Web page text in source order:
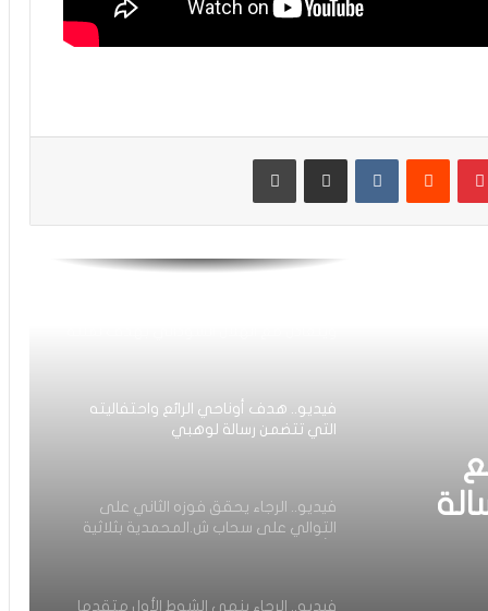
بينتيريست مشاركة عبر البريد طباعة
فيديو.. الرجاء ينهزم أمام اتحاد طنجة
متقدما على الرجاء بثلاثية نظيفة
فيديو.. هدف أوناحي الرائع واحتفاليته
التي تتضمن رسالة لوهبي
فيديو.. الرجاء يحقق فوزه الثاني على
التوالي على سحاب ش.المحمدية بثلاثية
فيديو.. الرجاء ينهي الشوط الأول متقدما